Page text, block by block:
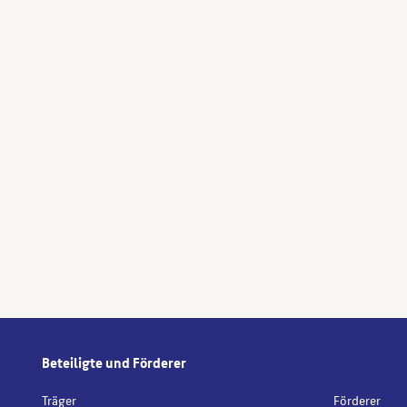
Beteiligte und Förderer
Träger Förderer